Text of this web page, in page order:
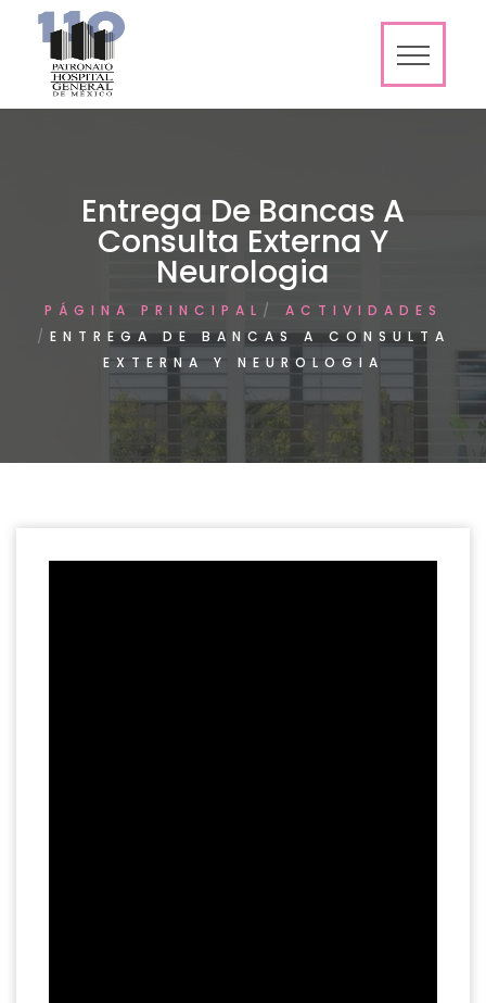
Entrega De Bancas A
Consulta Externa Y
Neurologia
PÁGINA PRINCIPAL
ACTIVIDADES
ENTREGA DE BANCAS A CONSULTA
EXTERNA Y NEUROLOGIA